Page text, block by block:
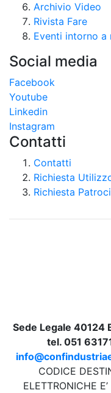
Archivio Video
Rivista Fare
Eventi intorno a
Social media
Facebook
Youtube
Linkedin
Instagram
Contatti
Contatti
Richiesta
Richiesta
Sede Legale 40124
tel. 051
CODICE
ELETTRONICHE